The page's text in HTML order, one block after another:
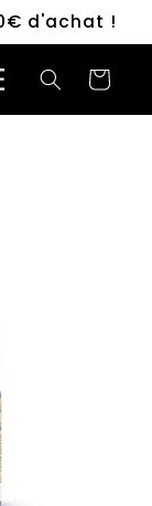
d'achat !
Panier